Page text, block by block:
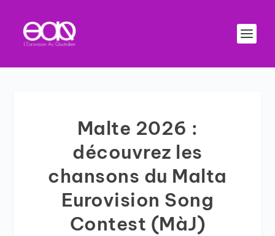
Malte 2026 :
découvrez les
chansons du Malta
Eurovision Song
Contest (MàJ)